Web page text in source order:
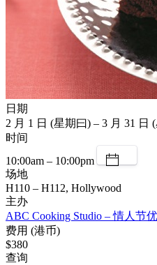
日期
2 月 1 日 (星期曰) – 3 月 31 日
时间
10:00am – 10:00pm
场地
H110 – H112, Hollywood
主办
ABC Cooking Studio – 情人节
费用 (港币)
$380
查询